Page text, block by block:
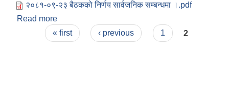
२०८१-०९-२३ बैठकको निर्णय सार्वजनिक सम्बन्धमा ।.pdf
Read more
।
Pages« first ‹ previous 1 2